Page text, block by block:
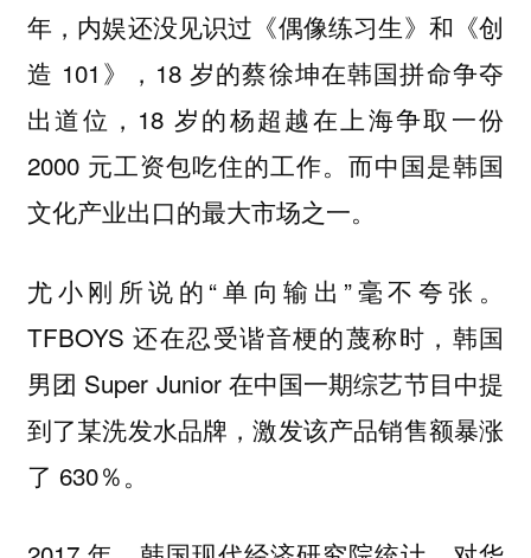
年，内娱还没见识过《偶像练习生》和《创
造 101》，18 岁的蔡徐坤在韩国拼命争夺
出道位，18 岁的杨超越在上海争取一份
2000 元工资包吃住的工作。而中国是韩国
文化产业出口的最大市场之一。
尤小刚所说的“单向输出”毫不夸张。
TFBOYS 还在忍受谐音梗的蔑称时，韩国
男团 Super Junior 在中国一期综艺节目中提
到了某洗发水品牌，激发该产品销售额暴涨
了 630％。